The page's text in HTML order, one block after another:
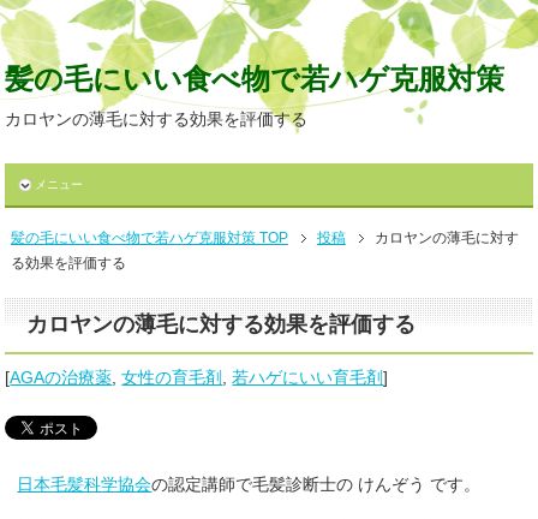
髪の毛にいい食べ物で若ハゲ克服対策
カロヤンの薄毛に対する効果を評価する
メニュー
髪の毛にいい食べ物で若ハゲ克服対策 TOP 投稿
カロヤンの薄毛に対す
る効果を評価する
カロヤンの薄毛に対する効果を評価する
[AGAの治療薬 ,女性の育毛剤 ,若ハゲにいい育毛剤]
日本毛髪科学協会の認定講師で毛髪診断士の けんぞう です。